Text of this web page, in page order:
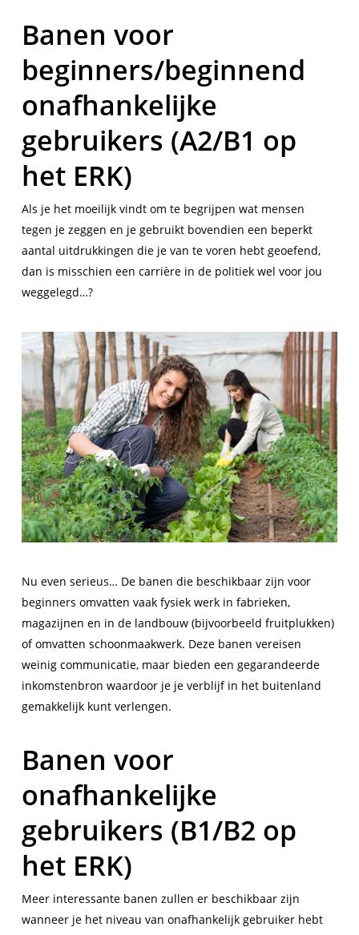
Banen voor
beginners/beginnend
onafhankelijke
gebruikers (A2/B1 op
het ERK)
Als je het moeilijk vindt om te begrijpen wat mensen
tegen je zeggen en je gebruikt bovendien een beperkt
aantal uitdrukkingen die je van te voren hebt geoefend,
dan is misschien een carrière in de politiek wel voor jou
weggelegd…?
Nu even serieus… De banen die beschikbaar zijn voor
beginners omvatten vaak fysiek werk in fabrieken,
magazijnen en in de landbouw (bijvoorbeeld fruitplukken)
of omvatten schoonmaakwerk. Deze banen vereisen
weinig communicatie, maar bieden een gegarandeerde
inkomstenbron waardoor je je verblijf in het buitenland
gemakkelijk kunt verlengen.
Banen voor
onafhankelijke
gebruikers (B1/B2 op
het ERK)
Meer interessante banen zullen er beschikbaar zijn
wanneer je het niveau van onafhankelijk gebruiker hebt